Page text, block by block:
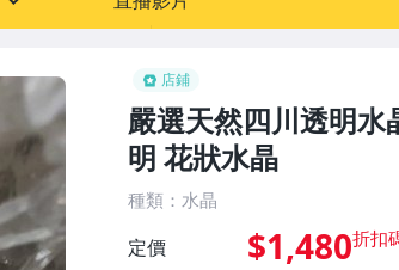
店鋪
嚴選天然四川透明水
明 花狀水晶
種類：水晶
定價 $1,480